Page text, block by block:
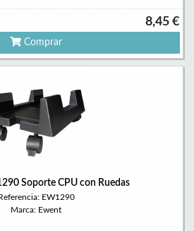
8,45 €
Comprar
Soporte CPU con Ruedas
EW1290
Marca: Ewent